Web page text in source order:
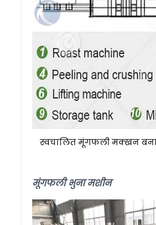
स्वचालित मूंगफली मक्खन
मूंगफली भुना मशीन